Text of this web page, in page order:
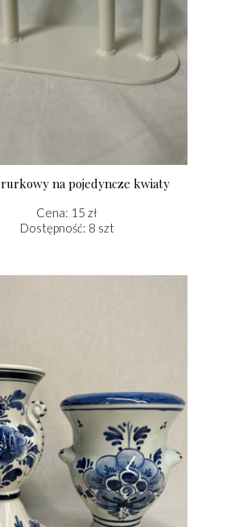
na pojedyncze kwiaty
Cena: 15 zł
Dostępność: 8 szt